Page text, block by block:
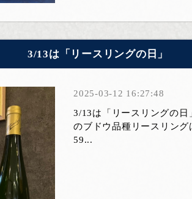
3/13は「リースリングの日」
2025-03-12 16:27:48
3/13は「リースリングの
のブドウ品種リースリン
59...